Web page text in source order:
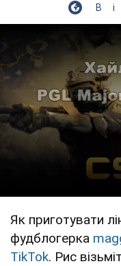
Як приготувати
фудблогерка
TikTok. Рис